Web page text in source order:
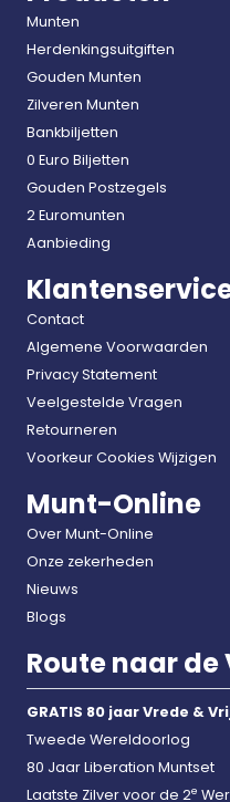
Munten
Herdenkingsuitgiften
Gouden Munten
Zilveren Munten
Bankbiljetten
0 Euro Biljetten
Gouden Postzegels
2 Euromunten
Aanbieding
Contact
Algemene Voorwaarden
Privacy Statement
Veelgestelde Vragen
Retourneren
Voorkeur Cookies Wijzigen
Munt-Online
Over Munt-Online
Onze zekerheden
Nieuws
Blogs
Route naar de
GRATIS 80 jaar Vrede &
Tweede Wereldoorlog
80 Jaar Liberation Muntset
Laatste Zilver voor de 2e